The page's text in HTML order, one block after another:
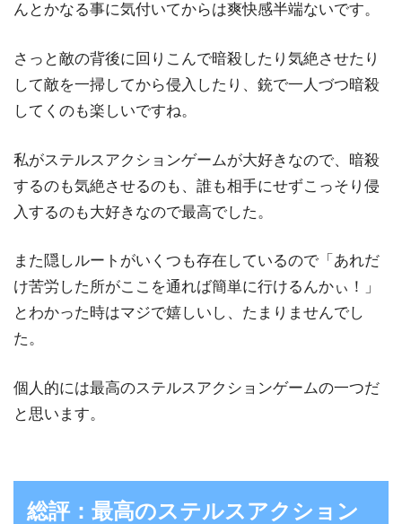
んとかなる事に気付いてからは爽快感半端ないです。
さっと敵の背後に回りこんで暗殺したり気絶させたり
して敵を一掃してから侵入したり、銃で一人づつ暗殺
してくのも楽しいですね。
私がステルスアクションゲームが大好きなので、暗殺
するのも気絶させるのも、誰も相手にせずこっそり侵
入するのも大好きなので最高でした。
また隠しルートがいくつも存在しているので「あれだ
け苦労した所がここを通れば簡単に行けるんかぃ！」
とわかった時はマジで嬉しいし、たまりませんでし
た。
個人的には最高のステルスアクションゲームの一つだ
と思います。
総評：最高のステルスアクション